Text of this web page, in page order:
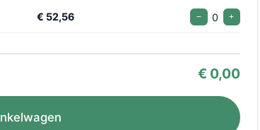
€ 52,56 − 0 +
€ 0,00